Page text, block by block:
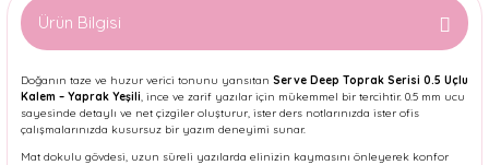
Ürün Bilgisi
Doğanın taze ve huzur verici tonunu yansıtan Serve Deep Toprak Serisi 0.5 Uçlu
Kalem – Yaprak Yeşili, ince ve zarif yazılar için mükemmel bir tercihtir. 0.5 mm ucu
sayesinde detaylı ve net çizgiler oluşturur, ister ders notlarınızda ister ofis
çalışmalarınızda kusursuz bir yazım deneyimi sunar.
Mat dokulu gövdesi, uzun süreli yazılarda elinizin kaymasını önleyerek konfor